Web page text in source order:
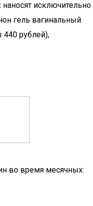
исключительно
гель вагинальный
440 рублей),
во время месячных: